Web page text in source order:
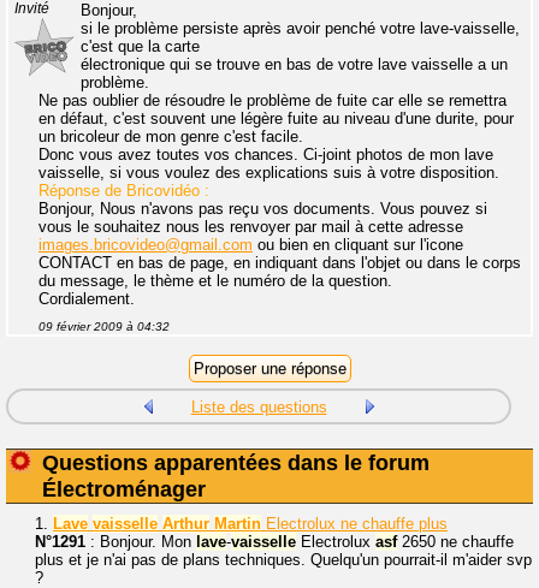
Invité
Bonjour,
si le problème persiste après avoir penché votre lave-vaisselle,
c'est que la carte
électronique qui se trouve en bas de votre lave vaisselle a un
problème.
Ne pas oublier de résoudre le problème de fuite car elle se remettra
en défaut, c'est souvent une légère fuite au niveau d'une durite, pour
un bricoleur de mon genre c'est facile.
Donc vous avez toutes vos chances. Ci-joint photos de mon lave
vaisselle, si vous voulez des explications suis à votre disposition.
Réponse de Bricovidéo :
Bonjour, Nous n'avons pas reçu vos documents. Vous pouvez si
vous le souhaitez nous les renvoyer par mail à cette adresse
images.bricovideo@gmail.com ou bien en cliquant sur l'icone
CONTACT en bas de page, en indiquant dans l'objet ou dans le corps
du message, le thème et le numéro de la question.
Cordialement.
09 février 2009 à 04:32
Liste des questions
Questions apparentées dans le forum
Électroménager
1. Lave vaisselle Arthur Martin Electrolux ne chauffe plus
N°1291 : Bonjour. Mon lave-vaisselle Electrolux asf2650 ne chauffe
plus et je n'ai pas de plans techniques. Quelqu'un pourrait-il m'aider svp
?